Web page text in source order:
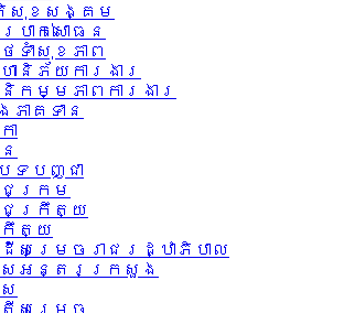
សុខសង្គម
រាក់សោធន
ែទាំសុខភាព
ានិភ័យការងារ
កម្មភាពការងារ
ាគទាន
ា
ទបញ្ជា
ជក្រម
ាជក្រឹត្យ
ត្យ
សម្រេចរាជរដ្ឋាភិបាល
សអន្តរក្រសួង
សម្រេច